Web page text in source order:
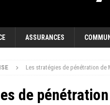
ASSURANCES
Les stratégies de pénétration de
de